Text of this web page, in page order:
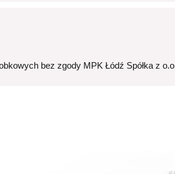
bez zgody MPK Łódź Spółka z o.o